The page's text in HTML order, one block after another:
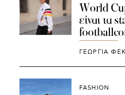
World
είναι τα
ΓΕΩΡΓΙΑ
FASHION